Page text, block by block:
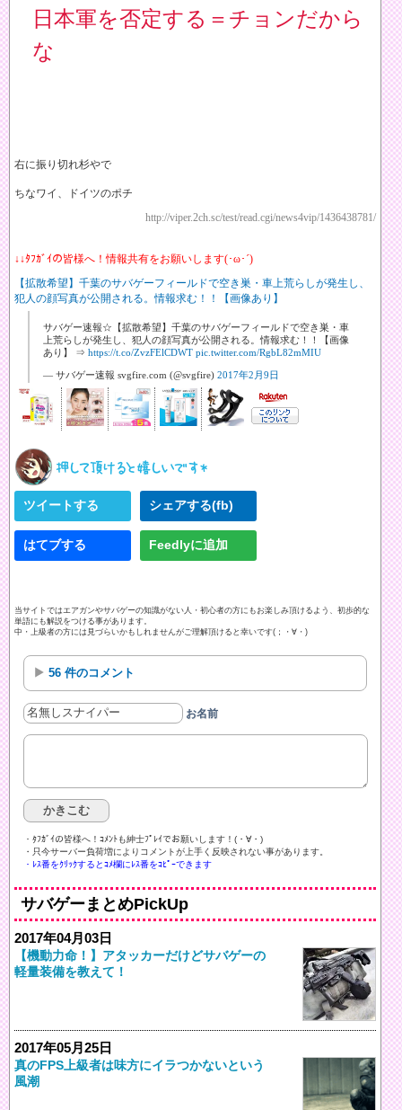
日本軍を否定する＝チョンだから
な
右に振り切れ杉やで
ちなワイ、ドイツのポチ
http://viper.2ch.sc/test/read.cgi/news4vip/1436438781/
↓↓ﾀﾌｶﾞｲの皆様へ！情報共有をお願いします(･ω･´)
【拡散希望】千葉のサバゲーフィールドで空き巣・車上荒らしが発生し、
犯人の顔写真が公開される。情報求む！！【画像あり】
サバゲー速報☆【拡散希望】千葉のサバゲーフィールドで空き巣・車
上荒らしが発生し、犯人の顔写真が公開される。情報求む！！【画像
あり】 ⇒ https://t.co/ZvzFElCDWT pic.twitter.com/RgbL82mMIU
— サバゲー速報 svgfire.com (@svgfire) 2017年2月9日
ツイートする シェアする(fb)
はてブする Feedlyに追加
当サイトではエアガンやサバゲーの知識がない人・初心者の方にもお楽しみ頂けるよう、初歩的な
単語にも解説をつける事があります。
中・上級者の方には見づらいかもしれませんがご理解頂けると幸いです(；・∀・)
56 件のコメント
お名前
・ﾀﾌｶﾞｲの皆様へ！ｺﾒﾝﾄも紳士ﾌﾟﾚｲでお願いします！(・∀・)ゞ
・只今サーバー負荷増によりコメントが上手く反映されない事があります。
・ﾚｽ番をｸﾘｯｸするとｺﾒ欄にﾚｽ番をｺﾋﾟｰできます
サバゲーまとめPickUp
2017年04月03日
【機動力命！】アタッカーだけどサバゲーの
軽量装備を教えて！
2017年05月25日
真のFPS上級者は味方にイラつかないという
風潮